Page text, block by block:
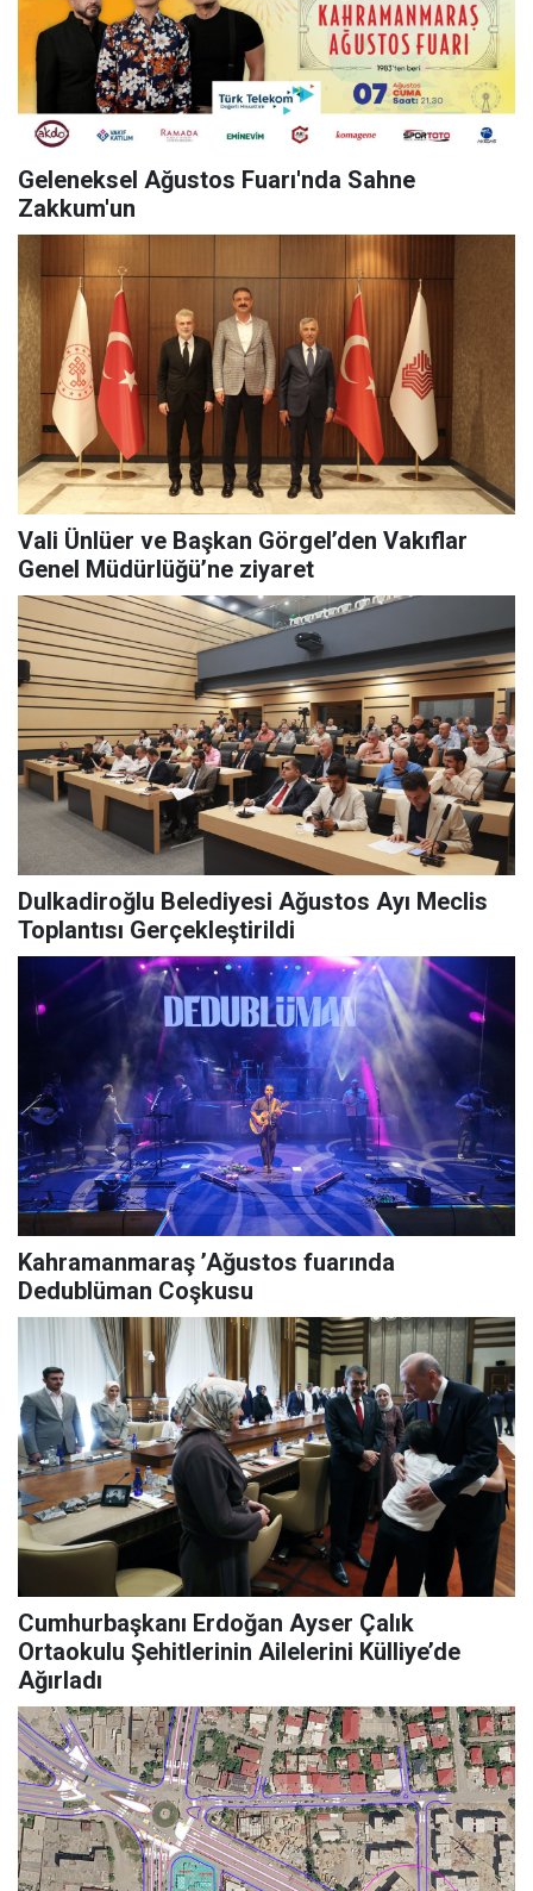
Geleneksel Ağustos Fuarı'nda Sahne
Zakkum'un
Vali Ünlüer ve Başkan Görgel’den Vakıflar
Genel Müdürlüğü’ne ziyaret
Dulkadiroğlu Belediyesi Ağustos Ayı Meclis
Toplantısı Gerçekleştirildi
Kahramanmaraş ’Ağustos fuarında
Dedublüman Coşkusu
Cumhurbaşkanı Erdoğan Ayser Çalık
Ortaokulu Şehitlerinin Ailelerini Külliye’de
Ağırladı